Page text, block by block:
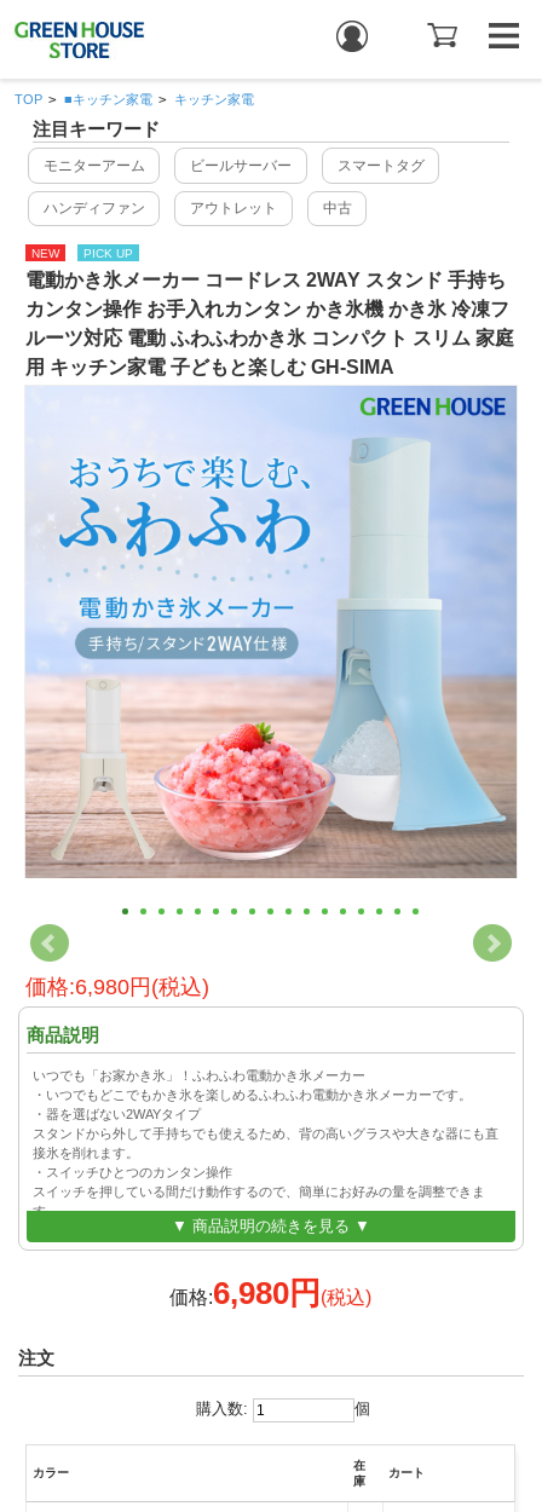
TOP > ■キッチン家電 > キッチン家電
注目キーワード
モニターアーム ビールサーバー スマートタグ
ハンディファン アウトレット 中古
NEW PICK UP
電動かき氷メーカー コードレス 2WAY スタンド 手持ち
カンタン操作 お手入れカンタン かき氷機 かき氷 冷凍フ
ルーツ対応 電動 ふわふわかき氷 コンパクト スリム 家庭
用 キッチン家電 子どもと楽しむ GH-SIMA
価格:6,980円(税込)
商品説明
いつでも「お家かき氷」！ふわふわ電動かき氷メーカー
・いつでもどこでもかき氷を楽しめるふわふわ電動かき氷メーカーです。
・器を選ばない2WAYタイプ
スタンドから外して手持ちでも使えるため、背の高いグラスや大きな器にも直
接氷を削れます。
・スイッチひとつのカンタン操作
スイッチを押している間だけ動作するので、簡単にお好みの量を調整できま
す。
・ダイヤルで刃の調整が可能
ダイヤルひとつで氷の細かさを変えられるので、ふわふわからシャリシャリま
・様々な氷を使って、アレンジしよう！
・付属の製氷カップを使えば、ふわふわ氷が作れる
・ジュースで作った氷を使えば味付きかき氷に
・凍らせたフルーツなら果汁100％かき氷を楽しめる
細かく分解してお手入れできるので、清潔なまま長く使えます。専用掃除ブラ
・氷を入れてボタンひとつ、コードレスなのでどこでも使える
＼いまだけ！電動かき氷器に使える製氷カップ2個セットをプレゼント中／
▼ 商品説明の続きを見る ▼
価格:6,980円 (税込)
注文
購入数: 個
カラー
在
庫
カート